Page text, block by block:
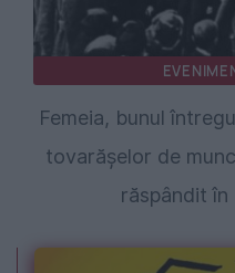
Femeia, bunul
tovarășelor de
răspândit în